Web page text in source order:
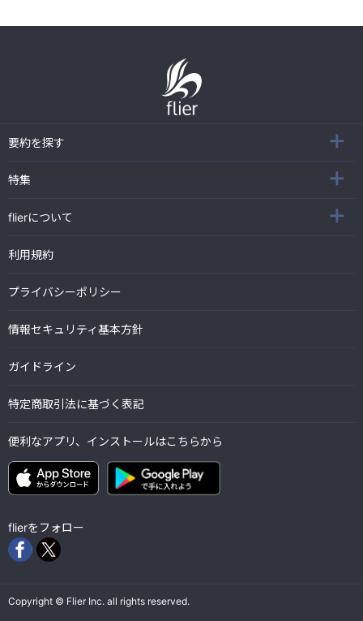
要約を探す
特集
flierについて
利用規約
プライバシーポリシー
情報セキュリティ基本方針
ガイドライン
特定商取引法に基づく表記
便利なアプリ、インストールはこちらから
flierをフォロー
Copyright © Flier Inc. all rights reserved.